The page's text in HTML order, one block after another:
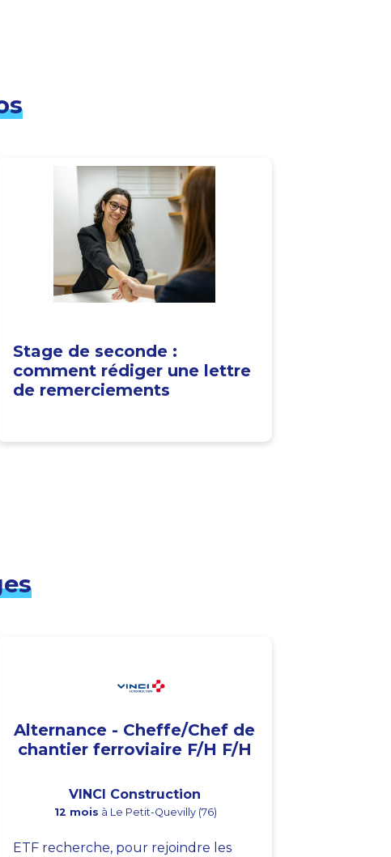
Stage de seconde :
comment rédiger une lettre
de remerciements
Alternance - Cheffe/Chef de
chantier ferroviaire F/H F/H
VINCI Construction
12 mois à Le Petit-Quevilly (76)
ETF recherche, pour rejoindre les